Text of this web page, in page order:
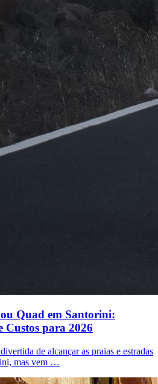
Quad em Santorini:
Custos para 2026
de alcançar as praias e estradas
mas vem …